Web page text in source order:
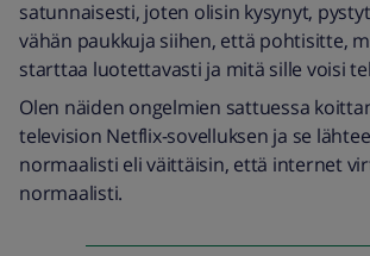
satunnaisesti, joten olisin kysynyt,
vähän paukkuja siihen, että pohtisitte,
starttaa luotettavasti ja mitä sille voisi
Olen näiden ongelmien sattuessa
television Netflix-sovelluksen ja se
normaalisti eli väittäisin, että internet
normaalisti.